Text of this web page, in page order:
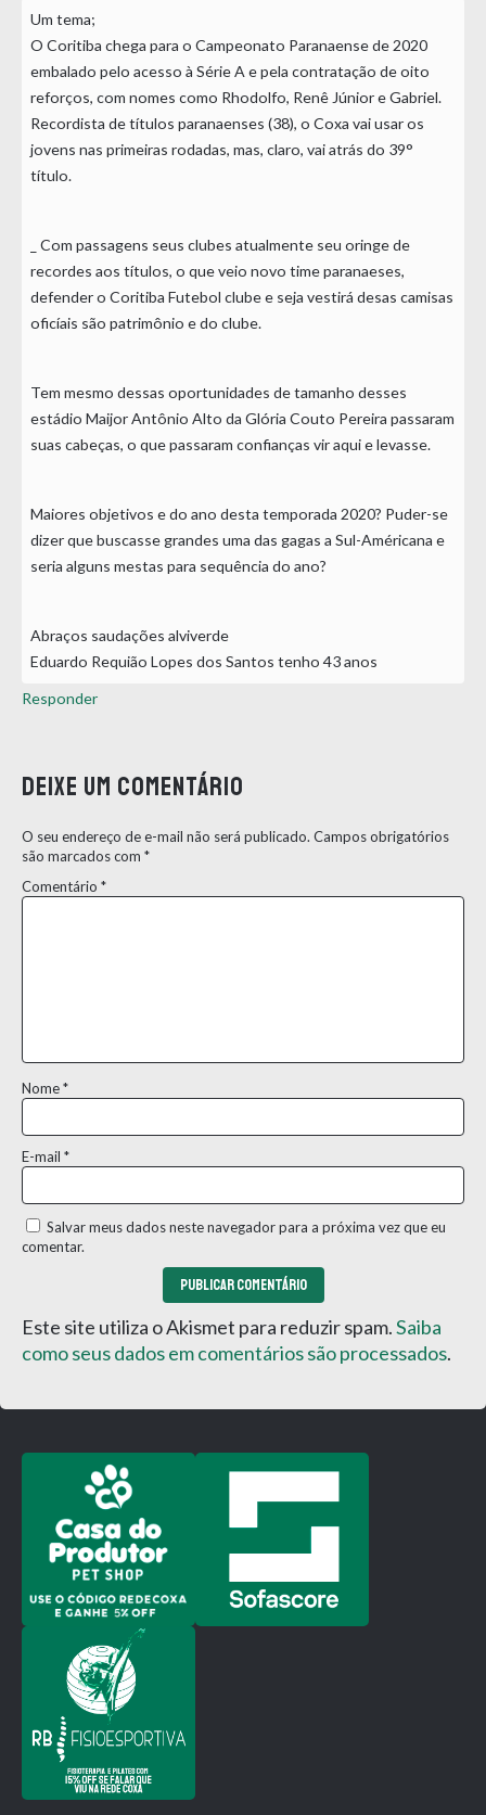
Um tema;
O Coritiba chega para o Campeonato Paranaense de 2020
embalado pelo acesso à Série A e pela contratação de oito
reforços, com nomes como Rhodolfo, Renê Júnior e Gabriel.
Recordista de títulos paranaenses (38), o Coxa vai usar os
jovens nas primeiras rodadas, mas, claro, vai atrás do 39°
título.
_ Com passagens seus clubes atualmente seu oringe de
recordes aos títulos, o que veio novo time paranaeses,
defender o Coritiba Futebol clube e seja vestirá desas camisas
oficíais são patrimônio e do clube.
Tem mesmo dessas oportunidades de tamanho desses
estádio Maijor Antônio Alto da Glória Couto Pereira passaram
suas cabeças, o que passaram confianças vir aqui e levasse.
Maiores objetivos e do ano desta temporada 2020? Puder-se
dizer que buscasse grandes uma das gagas a Sul-Américana e
seria alguns mestas para sequência do ano?
Abraços saudações alviverde
Eduardo Requião Lopes dos Santos tenho 43 anos
Responder
Deixe um comentário
O seu endereço de e-mail não será publicado. Campos obrigatórios
são marcados com *
Comentário *
Nome*
E-mail *
Salvar meus dados neste navegador para a próxima vez que eu
comentar.
Este site utiliza o Akismet para reduzir spam.Saiba
como seus dados em comentários são processados.